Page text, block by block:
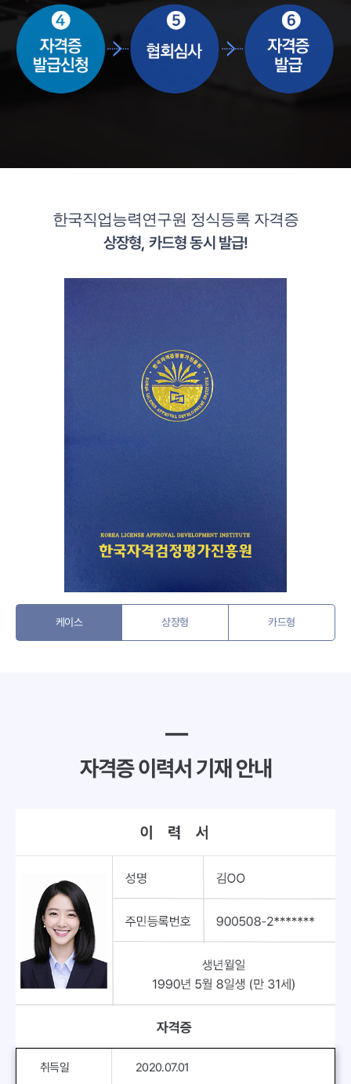
한국직업능력연구원 정식등록 자격증
상장형, 카드형 동시 발급!
케이스 상장형 카드형
━
자격증 이력서 기재 안내
취득일 2020.07.01